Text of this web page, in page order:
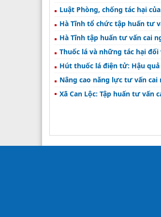
Luật Phòng, chống tác hại
Hà Tĩnh tổ chức tập huấn tư
Hà Tĩnh tập huấn tư vấn cai
Thuốc lá và những tác hại
Hút thuốc lá điện tử: Hậu
Nâng cao năng lực tư vấn
Xã Can Lộc: Tập huấn tư vấn